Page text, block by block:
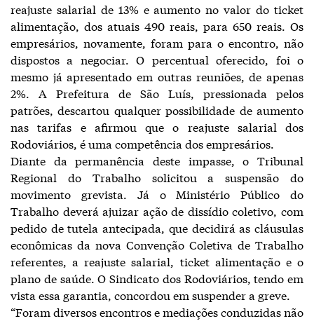
reajuste salarial de 13% e aumento no valor do ticket
alimentação, dos atuais 490 reais, para 650 reais. Os
empresários, novamente, foram para o encontro, não
dispostos a negociar. O percentual oferecido, foi o
mesmo já apresentado em outras reuniões, de apenas
2%. A Prefeitura de São Luís, pressionada pelos
patrões, descartou qualquer possibilidade de aumento
nas tarifas e afirmou que o reajuste salarial dos
Rodoviários, é uma competência dos empresários.
Diante da permanência deste impasse, o Tribunal
Regional do Trabalho solicitou a suspensão do
movimento grevista. Já o Ministério Público do
Trabalho deverá ajuizar ação de dissídio coletivo, com
pedido de tutela antecipada, que decidirá as cláusulas
econômicas da nova Convenção Coletiva de Trabalho
referentes, a reajuste salarial, ticket alimentação e o
plano de saúde. O Sindicato dos Rodoviários, tendo em
vista essa garantia, concordou em suspender a greve.
“Foram diversos encontros e mediações conduzidas não